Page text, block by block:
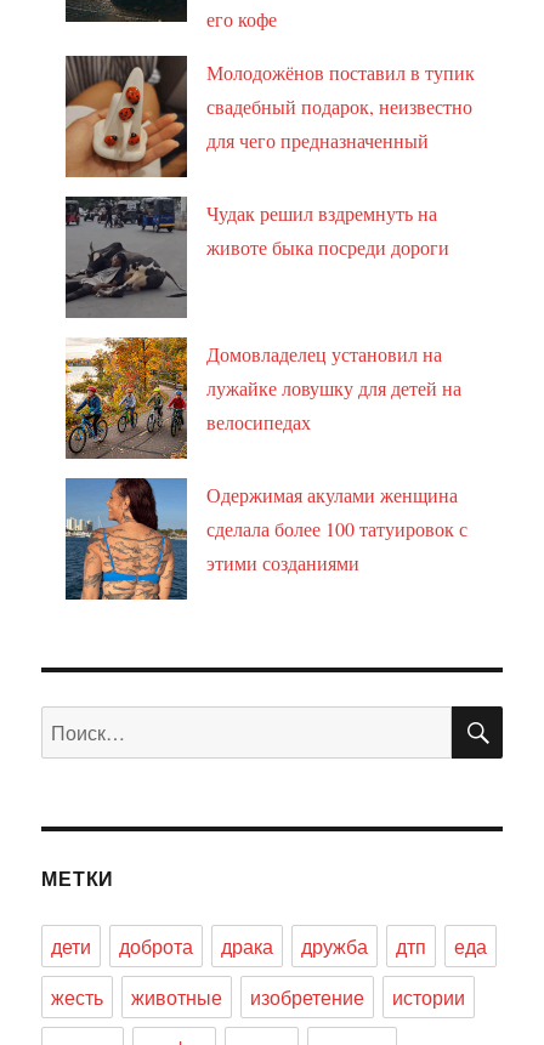
его кофе
Молодожёнов поставил в тупик
свадебный подарок, неизвестно
для чего предназначенный
Чудак решил вздремнуть на
животе быка посреди дороги
Домовладелец установил на
лужайке ловушку для детей на
велосипедах
Одержимая акулами женщина
сделала более 100 татуировок с
этими созданиями
Искать:
МЕТКИ
дети доброта драка дружба дтп
еда
жесть
животные изобретение
истории